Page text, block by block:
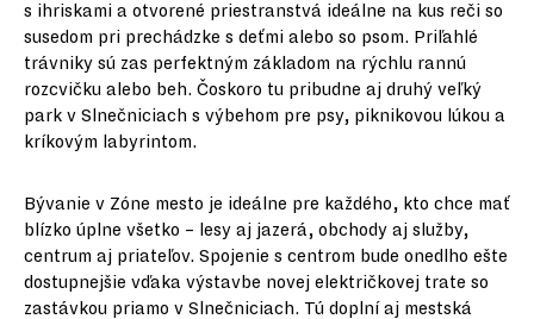
s ihriskami a otvorené priestranstvá ideálne na kus reči so
susedom pri prechádzke s deťmi alebo so psom. Priľahlé
trávniky sú zas perfektným základom na rýchlu rannú
rozcvičku alebo beh. Čoskoro tu pribudne aj druhý veľký
park v Slnečniciach s výbehom pre psy, piknikovou lúkou a
kríkovým labyrintom.
Bývanie v Zóne mesto je ideálne pre každého, kto chce mať
blízko úplne všetko – lesy aj jazerá, obchody aj služby,
centrum aj priateľov. Spojenie s centrom bude onedlho ešte
dostupnejšie vďaka výstavbe novej električkovej trate so
zastávkou priamo v Slnečniciach. Tú doplní aj mestská